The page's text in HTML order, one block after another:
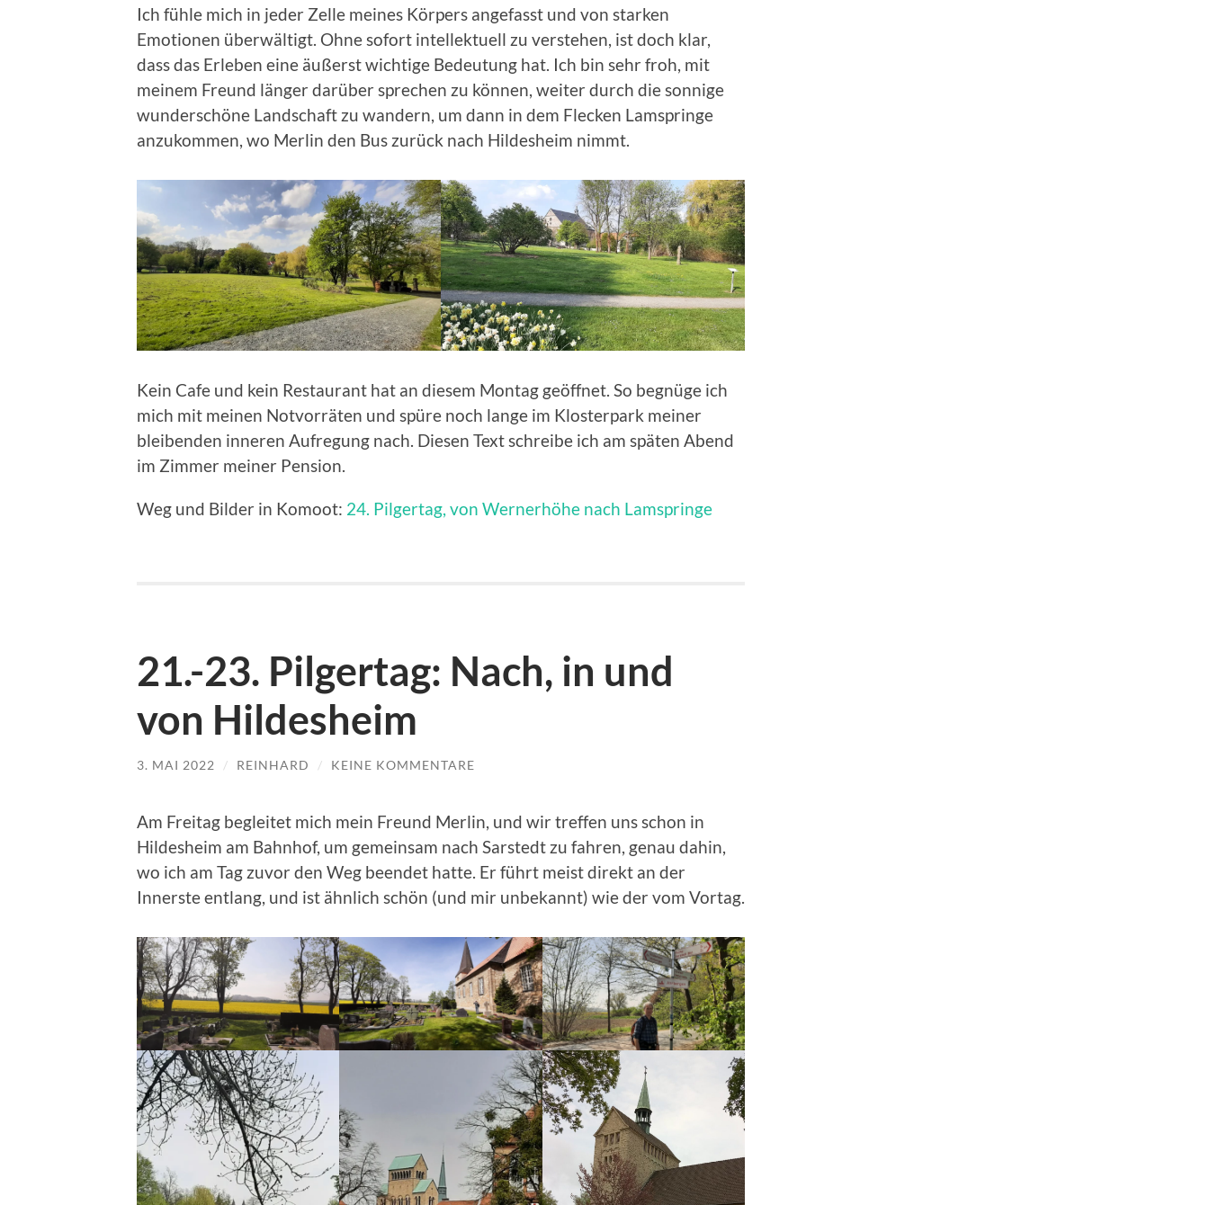
Ich fühle mich in jeder Zelle meines Körpers angefasst und von starken
Emotionen überwältigt. Ohne sofort intellektuell zu verstehen, ist doch klar,
dass das Erleben eine äußerst wichtige Bedeutung hat. Ich bin sehr froh, mit
meinem Freund länger darüber sprechen zu können, weiter durch die sonnige
wunderschöne Landschaft zu wandern, um dann in dem Flecken Lamspringe
anzukommen, wo Merlin den Bus zurück nach Hildesheim nimmt.
Kein Cafe und kein Restaurant hat an diesem Montag geöffnet. So begnüge ich
mich mit meinen Notvorräten und spüre noch lange im Klosterpark meiner
bleibenden inneren Aufregung nach. Diesen Text schreibe ich am späten Abend
im Zimmer meiner Pension.
Weg und Bilder in Komoot: 24. Pilgertag, von Wernerhöhe nach Lamspringe
21.-23. Pilgertag: Nach, in und
von Hildesheim
3. MAI 2022 / REINHARD / KEINE KOMMENTARE
Am Freitag begleitet mich mein Freund Merlin, und wir treffen uns schon in
Hildesheim am Bahnhof, um gemeinsam nach Sarstedt zu fahren, genau dahin,
wo ich am Tag zuvor den Weg beendet hatte. Er führt meist direkt an der
Innerste entlang, und ist ähnlich schön (und mir unbekannt) wie der vom Vortag.